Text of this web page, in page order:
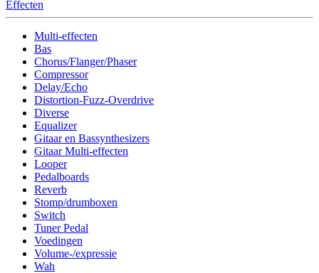
Effecten
Multi-effecten
Bas
Chorus/Flanger/Phaser
Compressor
Delay/Echo
Distortion-Fuzz-Overdrive
Diverse
Equalizer
Gitaar en Bassynthesizers
Gitaar Multi-effecten
Looper
Pedalboards
Reverb
Stomp/drumboxen
Switch
Tuner Pedal
Voedingen
Volume-/expressie
Wah